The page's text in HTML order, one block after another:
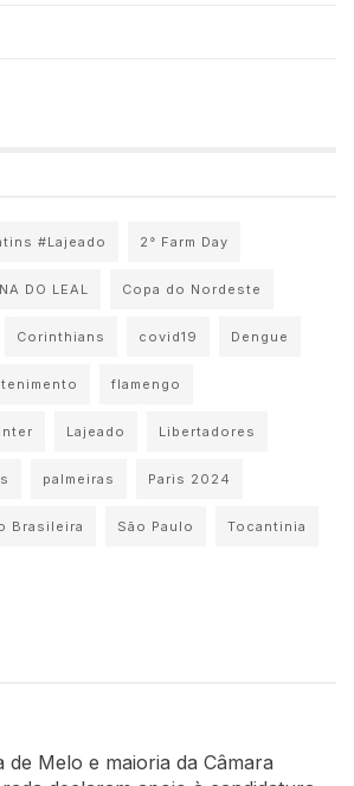
#Lajeado 2° Farm Day
DO LEAL Copa do Nordeste
Corinthians covid19 Dengue
flamengo
Inter Lajeado Libertadores
palmeiras Paris 2024
Brasileira São Paulo Tocantinia
de Melo e maioria da Câmara